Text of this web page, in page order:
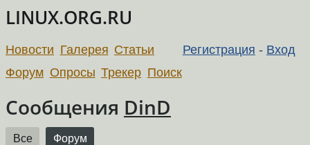
LINUX.ORG.RU
Регистрация - Вход
Новости Галерея Статьи
Форум Опросы Трекер Поиск
Сообщения DinD
Все Форум